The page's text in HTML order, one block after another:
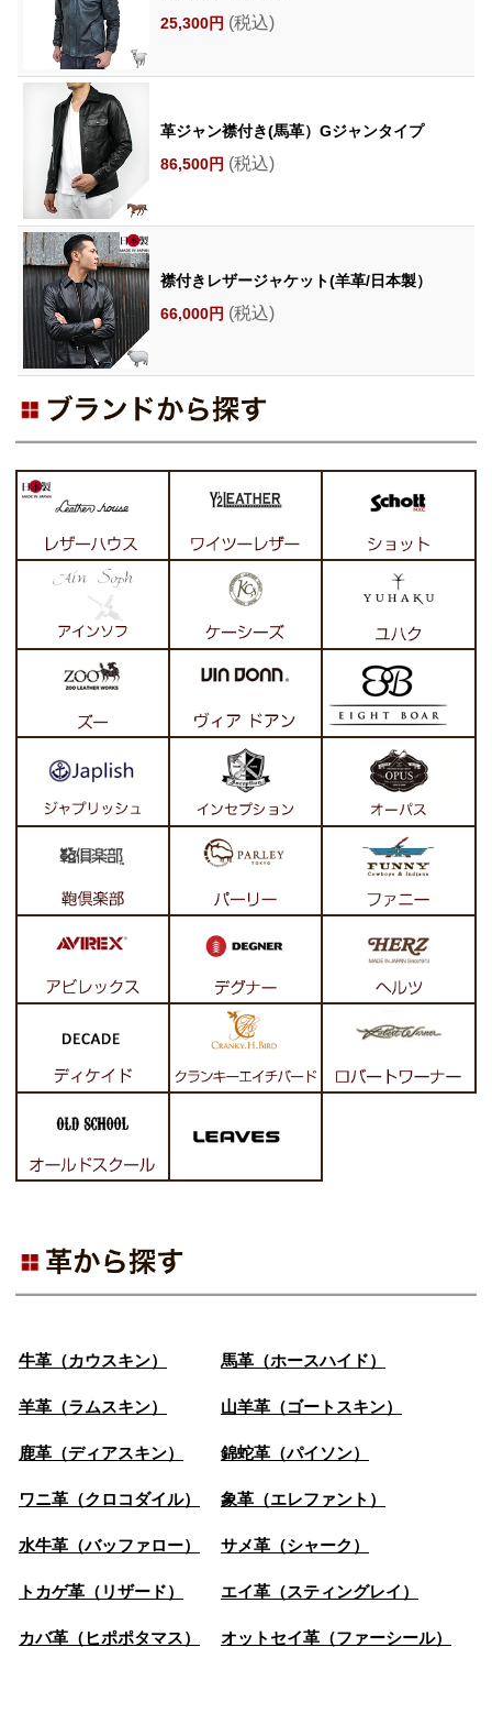
25,300円 (税込)
革ジャン襟付き(馬革）Gジャンタイプ
86,500円 (税込)
襟付きレザージャケット(羊革/日本製）
66,000円 (税込)